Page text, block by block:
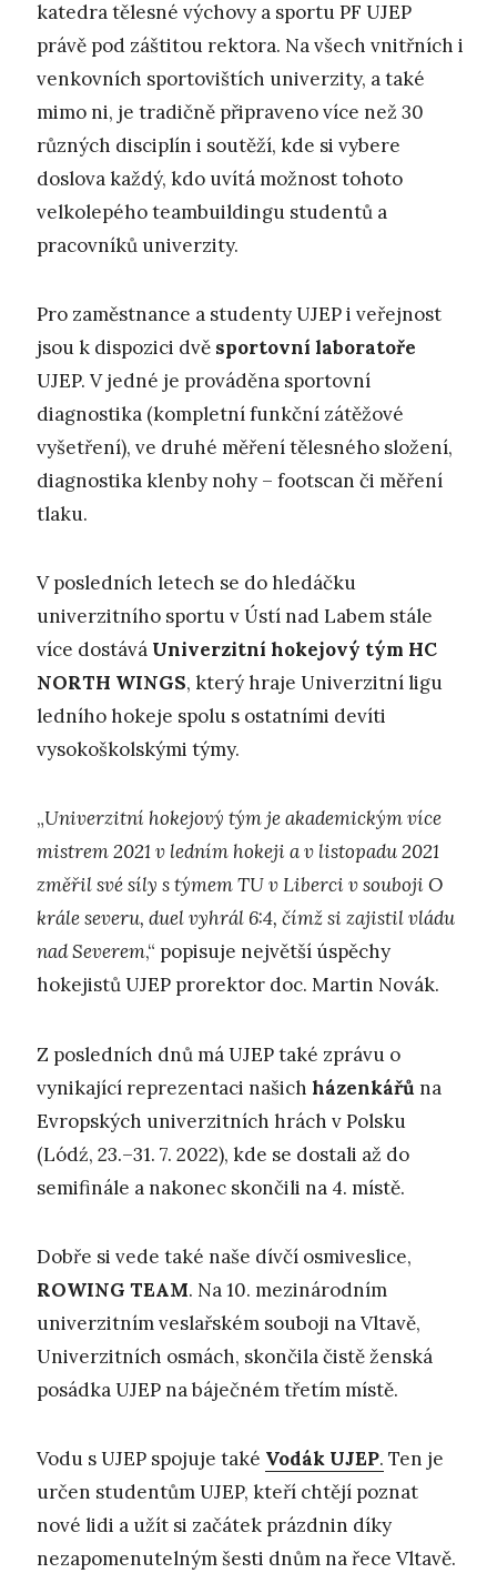
katedra tělesné výchovy a sportu PF UJEP
právě pod záštitou rektora. Na všech vnitřních i
venkovních sportovištích univerzity, a také
mimo ni, je tradičně připraveno více než 30
různých disciplín i soutěží, kde si vybere
doslova každý, kdo uvítá možnost tohoto
velkolepého teambuildingu studentů a
pracovníků univerzity.
Pro zaměstnance a studenty UJEP i veřejnost
jsou k dispozici dvě sportovní laboratoře
UJEP. V jedné je prováděna sportovní
diagnostika (kompletní funkční zátěžové
vyšetření), ve druhé měření tělesného složení,
diagnostika klenby nohy – footscan či měření
tlaku.
V posledních letech se do hledáčku
univerzitního sportu v Ústí nad Labem stále
více dostává Univerzitní hokejový tým HC
NORTH WINGS, který hraje Univerzitní ligu
ledního hokeje spolu s ostatními devíti
vysokoškolskými týmy.
„Univerzitní hokejový tým je akademickým více
mistrem 2021 v ledním hokeji a v listopadu 2021
změřil své síly s týmem TU v Liberci v souboji O
krále severu, duel vyhrál 6:4, čímž si zajistil vládu
nad Severem,“ popisuje největší úspěchy
hokejistů UJEP prorektor doc. Martin Novák.
Z posledních dnů má UJEP také zprávu o
vynikající reprezentaci našich házenkářů na
Evropských univerzitních hrách v Polsku
(Lódź, 23.–31. 7. 2022), kde se dostali až do
semifinále a nakonec skončili na 4. místě.
Dobře si vede také naše dívčí osmiveslice,
ROWING TEAM. Na 10. mezinárodním
univerzitním veslařském souboji na Vltavě,
Univerzitních osmách, skončila čistě ženská
posádka UJEP na báječném třetím místě.
Vodu s UJEP spojuje také Vodák UJEP. Ten je
určen studentům UJEP, kteří chtějí poznat
nové lidi a užít si začátek prázdnin díky
nezapomenutelným šesti dnům na řece Vltavě.